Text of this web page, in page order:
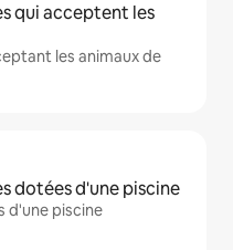
qui acceptent les
les animaux de
dotées d'une piscine
d'une piscine